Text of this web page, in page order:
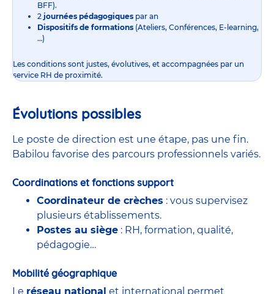
BFF).
2 journées pédagogiques par an
Dispositifs de formations (Ateliers, Conférences, E-learning,
…)
Les conditions sont justes, évolutives, et accompagnées par un
service RH de proximité.
Évolutions possibles
Le poste de direction est une étape, pas une fin.
Babilou favorise des parcours professionnels variés.
Coordinations et fonctions support
Coordinateur de crèches : vous supervisez
plusieurs établissements.
Postes au siège : RH, formation, qualité,
pédagogie…
Mobilité géographique
Le réseau national et international permet